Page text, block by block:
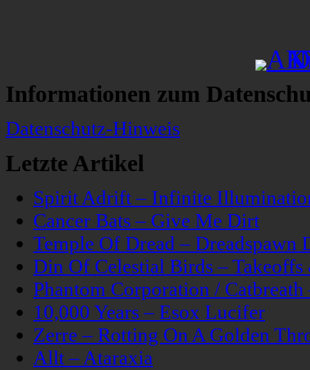
Informationen zum
Datenschutz-Hinweis
Letzte Artikel
Spirit Adrift – Infinite
Cancer Bats – Give Me Dirt
Temple Of Dread – Dreadspawn
Din Of Celestial Birds –
Phantom Corporation /
10,000 Years – Esox Lucifer
Zerre – Rotting On A Golden
Allt – Ataraxia